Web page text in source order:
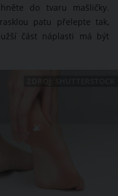
do tvaru mašličky.
patu přelepte tak,
část náplasti má být